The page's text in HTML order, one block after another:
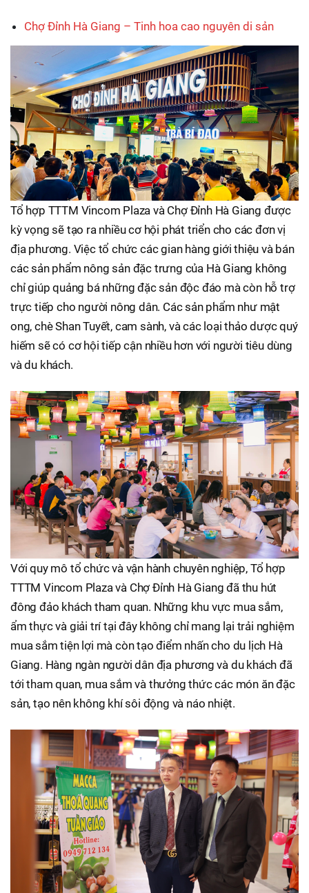
Chợ Đỉnh Hà Giang – Tinh hoa cao nguyên di sản
Tổ hợp TTTM Vincom Plaza và Chợ Đỉnh Hà Giang được
kỳ vọng sẽ tạo ra nhiều cơ hội phát triển cho các đơn vị
địa phương. Việc tổ chức các gian hàng giới thiệu và bán
các sản phẩm nông sản đặc trưng của Hà Giang không
chỉ giúp quảng bá những đặc sản độc đáo mà còn hỗ trợ
trực tiếp cho người nông dân. Các sản phẩm như mật
ong, chè Shan Tuyết, cam sành, và các loại thảo dược quý
hiếm sẽ có cơ hội tiếp cận nhiều hơn với người tiêu dùng
và du khách.
Với quy mô tổ chức và vận hành chuyên nghiệp, Tổ hợp
TTTM Vincom Plaza và Chợ Đỉnh Hà Giang đã thu hút
đông đảo khách tham quan. Những khu vực mua sắm,
ẩm thực và giải trí tại đây không chỉ mang lại trải nghiệm
mua sắm tiện lợi mà còn tạo điểm nhấn cho du lịch Hà
Giang. Hàng ngàn người dân địa phương và du khách đã
tới tham quan, mua sắm và thưởng thức các món ăn đặc
sản, tạo nên không khí sôi động và náo nhiệt.